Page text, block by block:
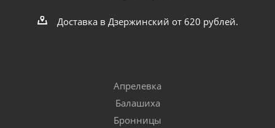
Доставка в Дзержинский от 620 рублей.
Апрелевка
Балашиха
Бронницы